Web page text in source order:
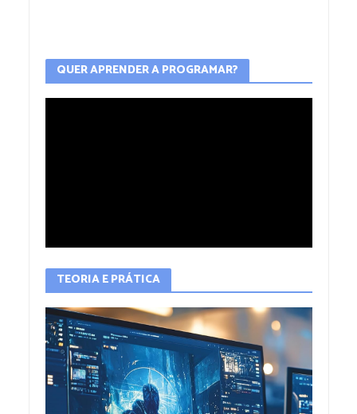
QUER APRENDER A PROGRAMAR?
TEORIA E PRÁTICA